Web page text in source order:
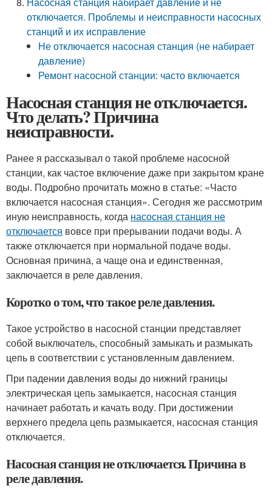
отключается. Проблемы и неисправности насосных
станций и их исправление
Не отключается насосная станция (не набирает
давление)
Ремонт насосной станции: часто включается
Насосная станция не отключается.
Что делать? Причина
неисправности.
Ранее я рассказывал о такой проблеме насосной
станции, как частое включение даже при закрытом кране
воды. Подробно прочитать можно в статье: «Часто
включается насосная станция». Сегодня же рассмотрим
иную неисправность, когда насосная станция не
отключается вовсе при прерывании подачи воды. А
также отключается при нормальной подаче воды.
Основная причина, а чаще она и единственная,
заключается в реле давления.
Коротко о том, что такое реле давления.
Такое устройство в насосной станции представляет
собой выключатель, способный замыкать и размыкать
цепь в соответствии с установленным давлением.
При падении давления воды до нижний границы
электрическая цепь замыкается, насосная станция
начинает работать и качать воду. При достижении
верхнего предела цепь размыкается, насосная станция
отключается.
Насосная станция не отключается. Причина в
реле давления.